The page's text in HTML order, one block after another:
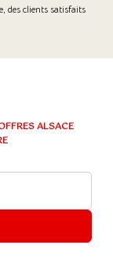
des clients satisfaits
ALSACE